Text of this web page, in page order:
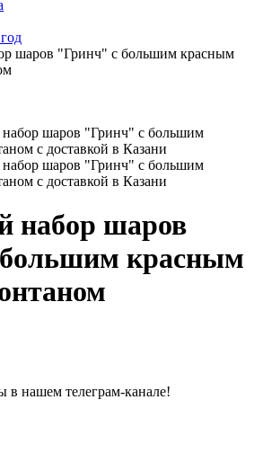
шаров "Гринч" с большим красным
набор шаров
красным
в нашем телеграм-канале!